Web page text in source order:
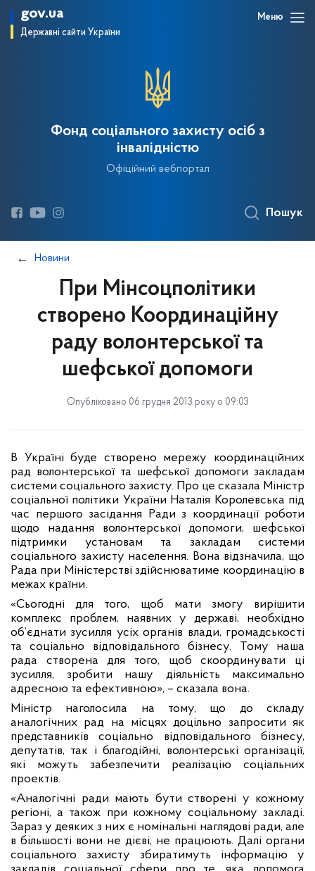
gov.ua
Державні сайти України
Меню
Фонд соціального захисту осіб з
інвалідністю
Офіційний вебпортал
Пошук
Новини
При Мінсоцполітики
створено Координаційну
раду волонтерської та
шефської допомоги
Опубліковано 06 грудня 2013 року о 09:03
В Україні буде створено мережу координаційних
рад волонтерської та шефської допомоги закладам
системи соціального захисту. Про це сказала Міністр
соціальної політики України Наталія Королевська під
час першого засідання Ради з координації роботи
щодо надання волонтерської допомоги, шефської
підтримки установам та закладам системи
соціального захисту населення. Вона відзначила, що
Рада при Міністерстві здійснюватиме координацію в
межах країни.
«Сьогодні для того, щоб мати змогу вирішити
комплекс проблем, наявних у державі, необхідно
об’єднати зусилля усіх органів влади, громадськості
та соціально відповідального бізнесу. Тому наша
рада створена для того, щоб скоординувати ці
зусилля, зробити нашу діяльність максимально
адресною та ефективною», – сказала вона.
Міністр наголосила на тому, що до складу
аналогічних рад на місцях доцільно запросити як
представників соціально відповідального бізнесу,
депутатів, так і благодійні, волонтерські організації,
які можуть забезпечити реалізацію соціальних
проектів.
«Аналогічні ради мають бути створені у кожному
регіоні, а також при кожному соціальному закладі.
Зараз у деяких з них є номінальні наглядові ради, але
в більшості вони не дієві, не працюють. Далі органи
соціального захисту збиратимуть інформацію у